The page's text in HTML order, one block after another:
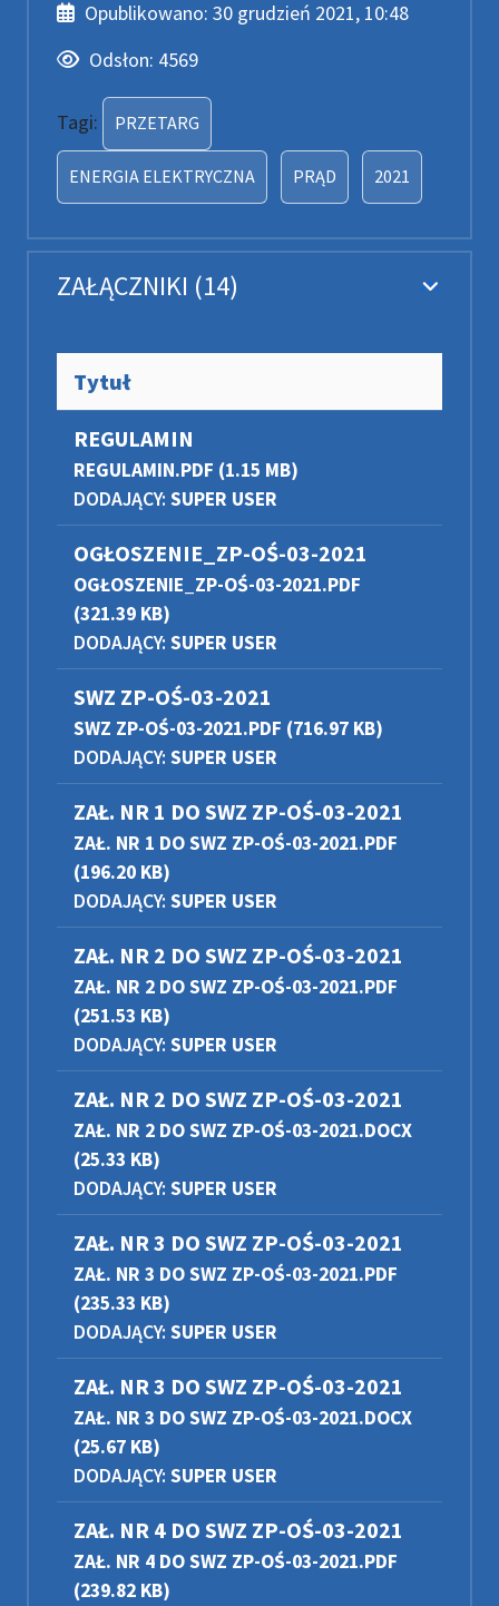
Data publikacji
Opublikowano: 30 grudzień 2021, 10:48
Odsłony
Odsłon: 4569
PRZETARG
ENERGIA ELEKTRYCZNA PRĄD 2021
ZAŁĄCZNIKI (14)
Tytuł
REGULAMIN
REGULAMIN.PDF (1.15 MB)
DODAJĄCY: SUPER USER
OGŁOSZENIE_ZP-OŚ-03-2021
OGŁOSZENIE_ZP-OŚ-03-2021.PDF
(321.39 KB)
DODAJĄCY: SUPER USER
SWZ ZP-OŚ-03-2021
SWZ ZP-OŚ-03-2021.PDF (716.97 KB)
DODAJĄCY: SUPER USER
ZAŁ. NR 1 DO SWZ ZP-OŚ-03-2021
ZAŁ. NR 1 DO SWZ ZP-OŚ-03-2021.PDF
(196.20 KB)
DODAJĄCY: SUPER USER
ZAŁ. NR 2 DO SWZ ZP-OŚ-03-2021
ZAŁ. NR 2 DO SWZ ZP-OŚ-03-2021.PDF
(251.53 KB)
DODAJĄCY: SUPER USER
ZAŁ. NR 2 DO SWZ ZP-OŚ-03-2021
ZAŁ. NR 2 DO SWZ ZP-OŚ-03-2021.DOCX
(25.33 KB)
DODAJĄCY: SUPER USER
ZAŁ. NR 3 DO SWZ ZP-OŚ-03-2021
ZAŁ. NR 3 DO SWZ ZP-OŚ-03-2021.PDF
(235.33 KB)
DODAJĄCY: SUPER USER
ZAŁ. NR 3 DO SWZ ZP-OŚ-03-2021
ZAŁ. NR 3 DO SWZ ZP-OŚ-03-2021.DOCX
(25.67 KB)
DODAJĄCY: SUPER USER
ZAŁ. NR 4 DO SWZ ZP-OŚ-03-2021
ZAŁ. NR 4 DO SWZ ZP-OŚ-03-2021.PDF
(239.82 KB)